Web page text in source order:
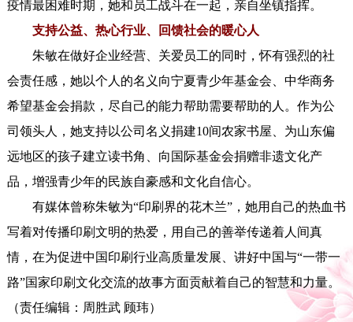
疫情最困难时期，她和员工战斗在一起，亲自坐镇指挥。
支持公益、热心行业、回馈社会的暖心人
朱敏在做好企业经营、关爱员工的同时，怀有强烈的社
会责任感，她以个人的名义向宁夏青少年基金会、中华商务
希望基金会捐款，尽自己的能力帮助需要帮助的人。作为公
司领头人，她支持以公司名义捐建10间农家书屋、为山东偏
远地区的孩子建立读书角、向国际基金会捐赠非遗文化产
品，增强青少年的民族自豪感和文化自信心。
有媒体曾称朱敏为“印刷界的花木兰”，她用自己的热血书
写着对传播印刷文明的热爱，用自己的善举传递着人间真
情，在为促进中国印刷行业高质量发展、讲好中国与“一带一
路”国家印刷文化交流的故事方面贡献着自己的智慧和力量。
（责任编辑：周胜武 顾玮）